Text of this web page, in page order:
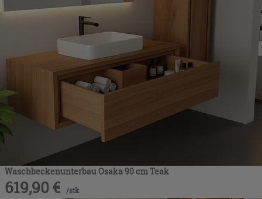
Waschbeckenunterbau Osaka 90 cm Teak
619,90 € /stk